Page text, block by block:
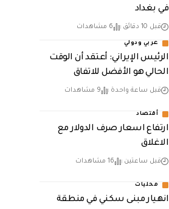
في بغداد
قبل 10 دقائق 6 مشاهدات
عربي ودولي
الرئيس الإيراني: أعتقد أن الوقت
الحالي هو الأفضل للاتفاق
قبل ساعة واحدة 9 مشاهدات
أقتصاد
ارتفاع اسعار صرف الدولار مع
الاغلاق
قبل ساعتين 16 مشاهدات
محليات
انهيار مبنى سكني في منطقة